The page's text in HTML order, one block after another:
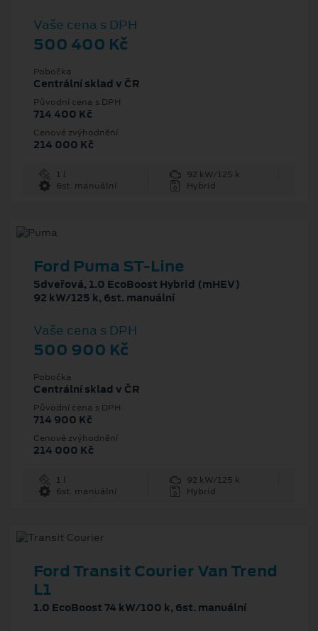
Vaše cena s DPH
500 400 Kč
Pobočka
Centrální sklad v ČR
Původní cena s DPH
714 400 Kč
Cenové zvýhodnění
214 000 Kč
1 l
92 kW/125 k
6st. manuální
Hybrid
Ford Puma ST-Line
5dveřová, 1.0 EcoBoost Hybrid (mHEV)
92 kW/125 k, 6st. manuální
Vaše cena s DPH
500 900 Kč
Pobočka
Centrální sklad v ČR
Původní cena s DPH
714 900 Kč
Cenové zvýhodnění
214 000 Kč
1 l
92 kW/125 k
6st. manuální
Hybrid
Ford Transit Courier Van Trend
L1
1.0 EcoBoost 74 kW/100 k, 6st. manuální